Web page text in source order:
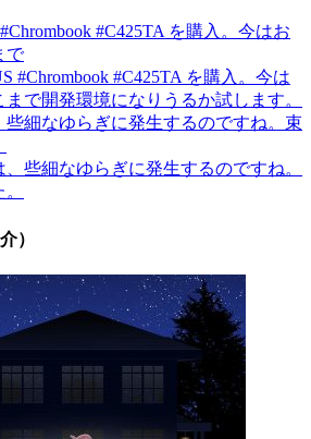
#C425TA を購入。今はお
で
細なゆらぎに発生するのですね。束
）